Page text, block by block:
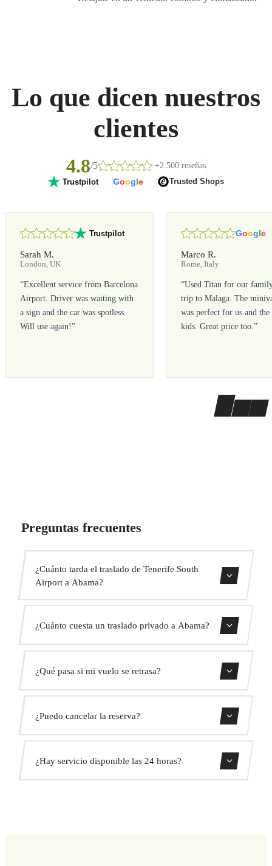
Lo que dicen nuestros
clientes
4.8/5 +2.500 reseñas
Trustpilot Google Trusted Shops
Trustpilot
Sarah M.
London, UK
“Excellent service from Barcelona
Airport. Driver was waiting with
a sign and the car was spotless.
Will use again!”
Google
Marco R.
Rome, Italy
“Used Titan for our
trip to Malaga. The
was perfect for us and the
kids. Great price too.”
Preguntas frecuentes
¿Cuánto tarda el traslado de Tenerife South
Airport a Abama?
¿Cuánto cuesta un traslado privado a Abama?
Usa nuestro formulario de reserva para obtener un precio
fijo al instante. Sin cargos ocultos.
¿Qué pasa si mi vuelo se retrasa?
conductor ajustará automáticamente la hora de recogida
sin coste adicional.
¿Puedo cancelar la reserva?
recogida.
¿Hay servicio disponible las 24 horas?